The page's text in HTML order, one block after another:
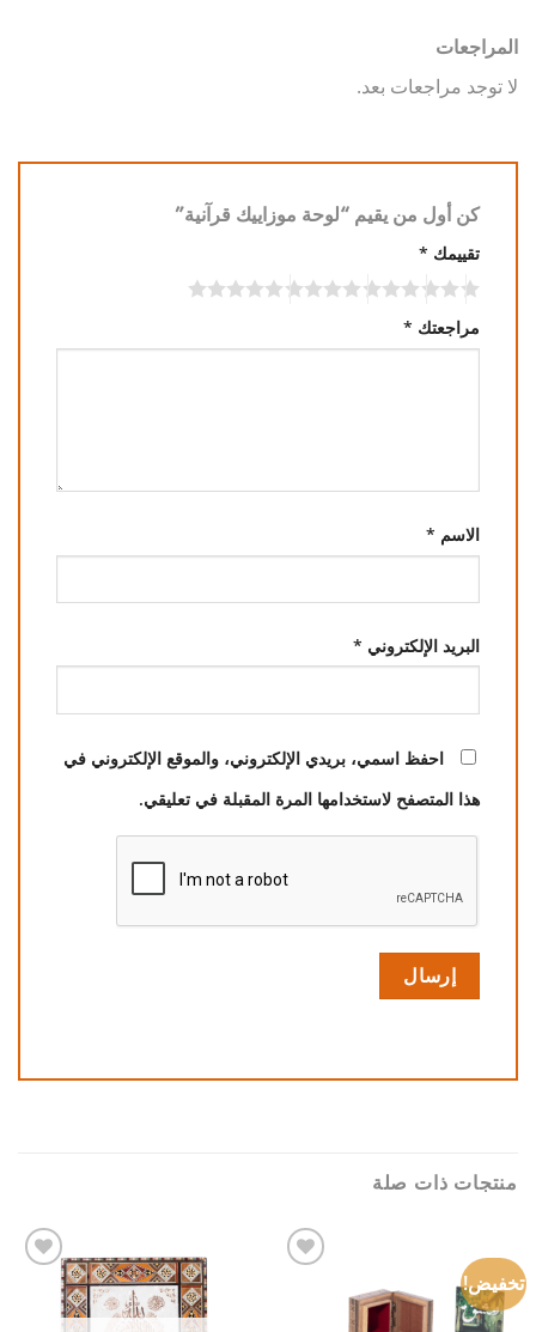
المراجعات
لا توجد مراجعات بعد.
كن أول من يقيم “لوحة موزاييك قرآنية”
تقييمك *
مراجعتك *
الاسم *
البريد الإلكتروني *
احفظ اسمي، بريدي الإلكتروني، والموقع الإلكتروني في
هذا المتصفح لاستخدامها المرة المقبلة في تعليقي.
منتجات ذات صلة
تخفيض!